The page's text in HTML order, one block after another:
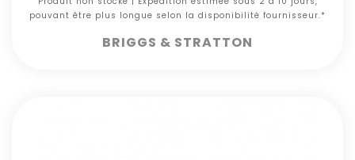
pouvant être plus longue selon la disponibilité fournisseur.*
BRIGGS & STRATTON